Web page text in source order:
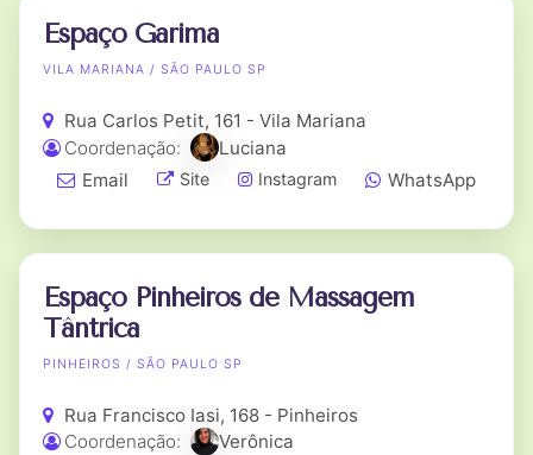
Espaço Garima
VILA MARIANA / SÃO PAULO SP
Rua Carlos Petit, 161 - Vila Mariana
Coordenação:
Luciana
Email
Site Instagram WhatsApp
Espaço Pinheiros de Massagem
Tântrica
PINHEIROS / SÃO PAULO SP
Rua Francisco Iasi, 168 - Pinheiros
Coordenação:
Verônica